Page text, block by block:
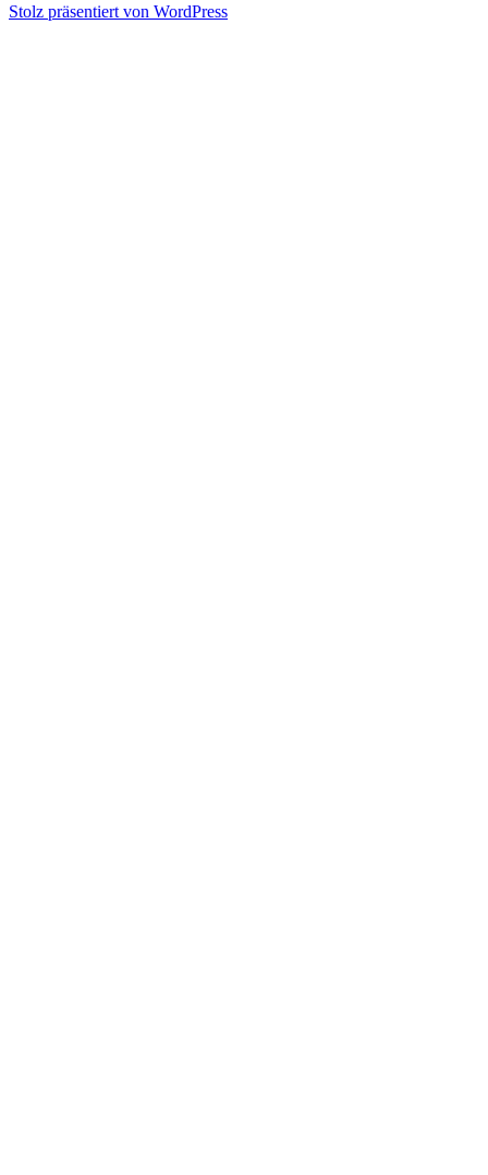
Stolz präsentiert von WordPress